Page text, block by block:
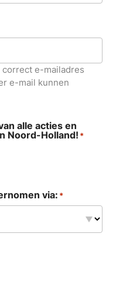
e-mailadres
e-mail kunnen
alle acties en
Noord-Holland! *
via: *